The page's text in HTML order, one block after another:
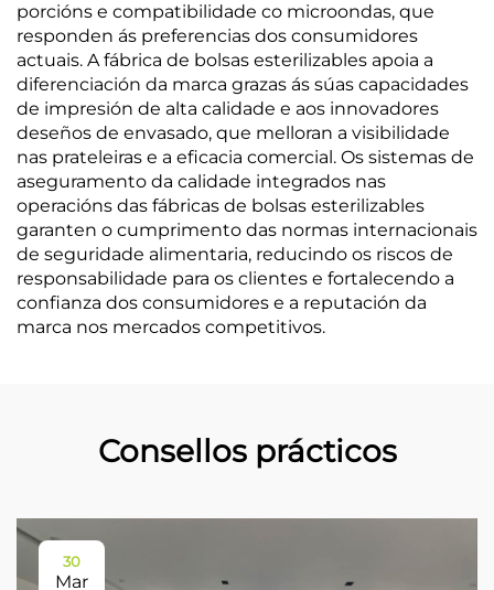
porcións e compatibilidade co microondas, que
responden ás preferencias dos consumidores
actuais. A fábrica de bolsas esterilizables apoia a
diferenciación da marca grazas ás súas capacidades
de impresión de alta calidade e aos innovadores
deseños de envasado, que melloran a visibilidade
nas prateleiras e a eficacia comercial. Os sistemas de
aseguramento da calidade integrados nas
operacións das fábricas de bolsas esterilizables
garanten o cumprimento das normas internacionais
de seguridade alimentaria, reducindo os riscos de
responsabilidade para os clientes e fortalecendo a
confianza dos consumidores e a reputación da
marca nos mercados competitivos.
Consellos prácticos
30
Mar